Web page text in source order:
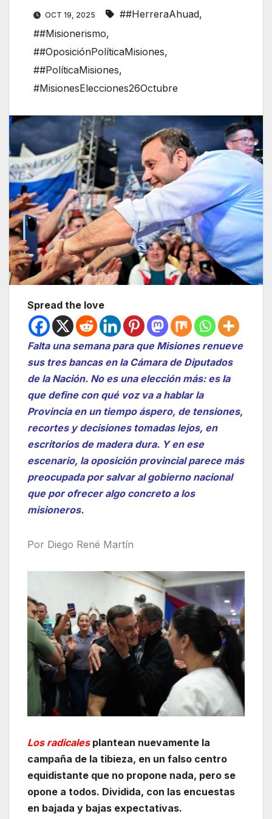
OCT 19, 2025 ##HerreraAhuad,
##Misionerismo,
##OposiciónPolíticaMisiones,
##PolíticaMisiones,
#MisionesElecciones26Octubre
Spread the love
Falta una semana para que Misiones renueve
sus tres bancas en la Cámara de Diputados
de la Nación. No es una elección más: es la
que define con qué voz va a hablar la
Provincia en un tiempo áspero, de tensiones,
recortes y decisiones tomadas lejos, en
escritorios de madera dura. Y en ese
escenario, la oposición provincial parece más
preocupada por salvar al gobierno nacional
que por ofrecer algo concreto a los
misioneros.
Por Diego René Martín
Los radicales plantean nuevamente la
campaña de la tibieza, en un falso centro
equidistante que no propone nada, pero se
opone a todos. Dividida, con las encuestas
en bajada y bajas expectativas.